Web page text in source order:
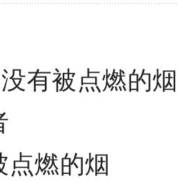
有被点燃的烟
燃的烟